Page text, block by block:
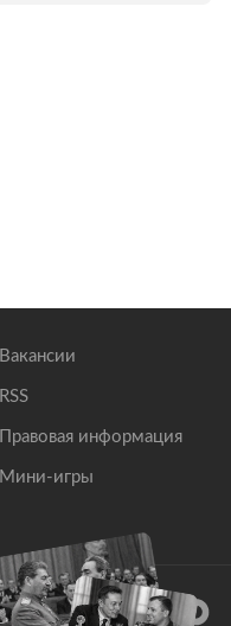
Вакансии
RSS
Правовая информация
Мини-игры